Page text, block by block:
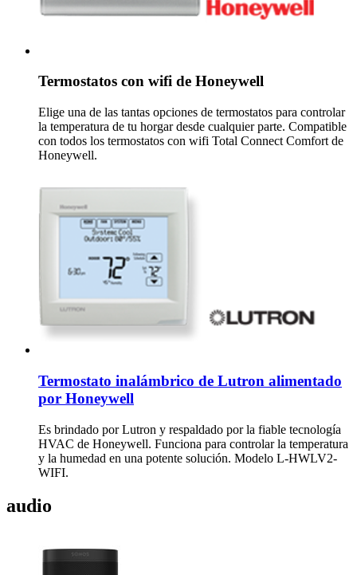
Termostatos con wifi de Honeywell
Elige una de las tantas opciones de termostatos para controlar
la temperatura de tu horgar desde cualquier parte. Compatible
con todos los termostatos con wifi Total Connect Comfort de
Honeywell.
Termostato inalámbrico de Lutron alimentado
por Honeywell
Es brindado por Lutron y respaldado por la fiable tecnología
HVAC de Honeywell. Funciona para controlar la temperatura
y la humedad en una potente solución. Modelo L-HWLV2-
WIFI.
audio